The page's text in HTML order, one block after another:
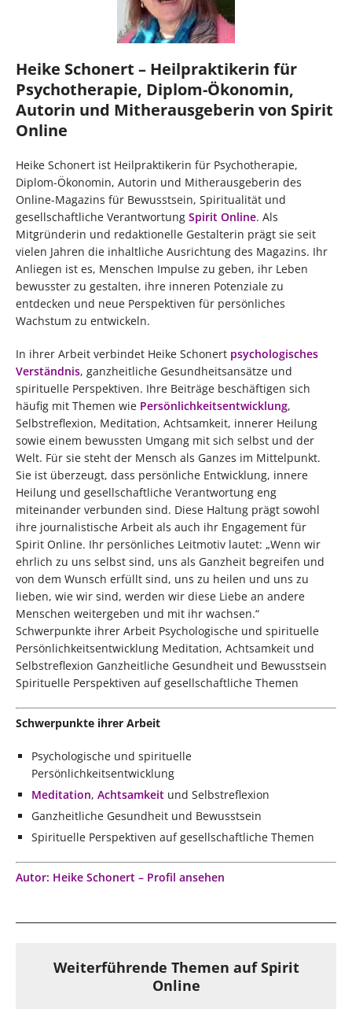
Heike Schonert – Heilpraktikerin für
Psychotherapie, Diplom-Ökonomin,
Autorin und Mitherausgeberin von Spirit
Online
Heike Schonert ist Heilpraktikerin für Psychotherapie,
Diplom-Ökonomin, Autorin und Mitherausgeberin des
Online-Magazins für Bewusstsein, Spiritualität und
gesellschaftliche Verantwortung Spirit Online. Als
Mitgründerin und redaktionelle Gestalterin prägt sie seit
vielen Jahren die inhaltliche Ausrichtung des Magazins. Ihr
Anliegen ist es, Menschen Impulse zu geben, ihr Leben
bewusster zu gestalten, ihre inneren Potenziale zu
entdecken und neue Perspektiven für persönliches
Wachstum zu entwickeln.
In ihrer Arbeit verbindet Heike Schonert psychologisches
Verständnis, ganzheitliche Gesundheitsansätze und
spirituelle Perspektiven. Ihre Beiträge beschäftigen sich
häufig mit Themen wie Persönlichkeitsentwicklung,
Selbstreflexion, Meditation, Achtsamkeit, innerer Heilung
sowie einem bewussten Umgang mit sich selbst und der
Welt. Für sie steht der Mensch als Ganzes im Mittelpunkt.
Sie ist überzeugt, dass persönliche Entwicklung, innere
Heilung und gesellschaftliche Verantwortung eng
miteinander verbunden sind. Diese Haltung prägt sowohl
ihre journalistische Arbeit als auch ihr Engagement für
Spirit Online. Ihr persönliches Leitmotiv lautet: „Wenn wir
ehrlich zu uns selbst sind, uns als Ganzheit begreifen und
von dem Wunsch erfüllt sind, uns zu heilen und uns zu
lieben, wie wir sind, werden wir diese Liebe an andere
Menschen weitergeben und mit ihr wachsen.“
Schwerpunkte ihrer Arbeit Psychologische und spirituelle
Persönlichkeitsentwicklung Meditation, Achtsamkeit und
Selbstreflexion Ganzheitliche Gesundheit und Bewusstsein
Spirituelle Perspektiven auf gesellschaftliche Themen
Schwerpunkte ihrer Arbeit
Psychologische und spirituelle
Persönlichkeitsentwicklung
Meditation, Achtsamkeit und Selbstreflexion
Ganzheitliche Gesundheit und Bewusstsein
Spirituelle Perspektiven auf gesellschaftliche Themen
Autor: Heike Schonert – Profil ansehen
Weiterführende Themen auf Spirit
Online